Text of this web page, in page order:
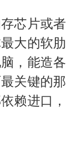
芯片或者
大的软肋
，能造各
关键的那
赖进口，